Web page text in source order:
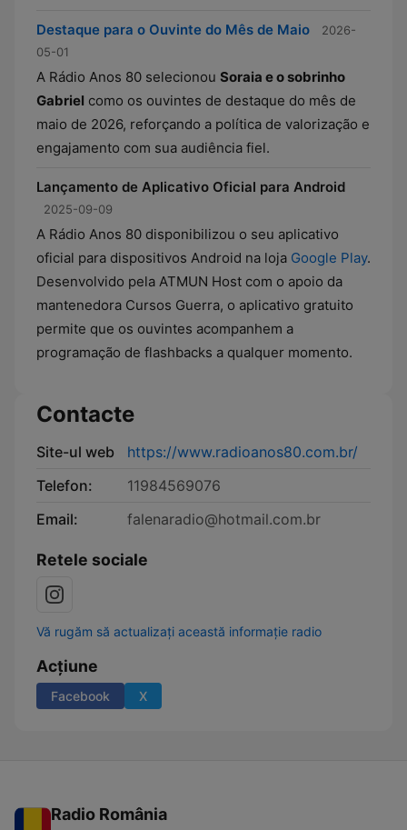
Destaque para o Ouvinte do Mês de Maio
2026-
05-01
A Rádio Anos 80 selecionou Soraia e o sobrinho
Gabriel como os ouvintes de destaque do mês de
maio de 2026, reforçando a política de valorização e
engajamento com sua audiência fiel.
Lançamento de Aplicativo Oficial para Android
2025-09-09
A Rádio Anos 80 disponibilizou o seu aplicativo
oficial para dispositivos Android na loja Google Play.
Desenvolvido pela ATMUN Host com o apoio da
mantenedora Cursos Guerra, o aplicativo gratuito
permite que os ouvintes acompanhem a
programação de flashbacks a qualquer momento.
Contacte
Site-ul web
https://www.radioanos80.com.br/
Telefon:
11984569076
Email:
falenaradio@hotmail.com.br
Retele sociale
Vă rugăm să actualizați această informație radio
Acțiune
Facebook X
Radio România